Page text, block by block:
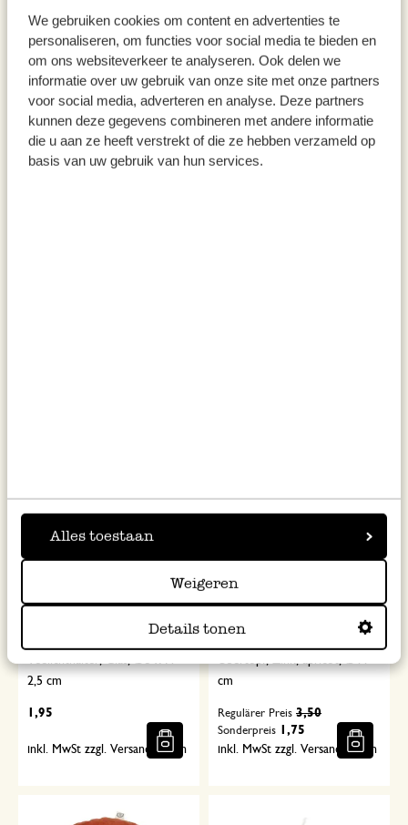
We gebruiken cookies om content en advertenties te
personaliseren, om functies voor social media te bieden en
om ons websiteverkeer te analyseren. Ook delen we
informatie over uw gebruik van onze site met onze partners
voor social media, adverteren en analyse. Deze partners
kunnen deze gegevens combineren met andere informatie
die u aan ze heeft verstrekt of die ze hebben verzameld op
basis van uw gebruik van hun services.
Alles toestaan
Weigeren
Details tonen
Terrakotta, Ø 13,5 cm
1,95
inkl. MwSt zzgl. Versandkosten
(GOTS), olivgrün, 50 x 150 cm
inkl. MwSt zzgl. Versandkosten
Teelichthalter, Glas, Ø5 x H
2,5 cm
1,95
inkl. MwSt zzgl. Versandkosten
%
Übertopf, Zink, apricot, Ø11
cm
Sonderpreis 1,75
Regulärer Preis 3,50
inkl. MwSt zzgl. Versandkosten